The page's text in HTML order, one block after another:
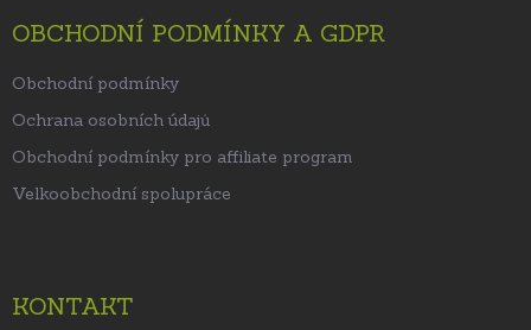
OBCHODNÍ PODMÍNKY A GDPR
Obchodní podmínky
Ochrana osobních údajů
Obchodní podmínky pro affiliate program
Velkoobchodní spolupráce
KONTAKT